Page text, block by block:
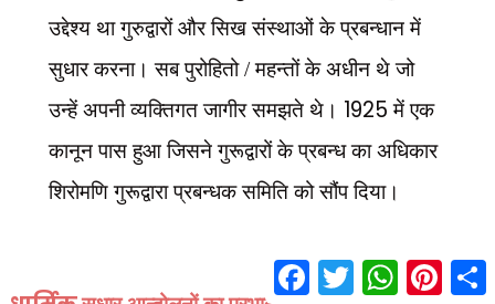
उद्देश्य था गुरुद्वारों और सिख संस्थाओं के प्रबन्धान में
सुधार करना। सब पुरोहितो / महन्तों के अधीन थे जो
उन्हें अपनी व्यक्तिगत जागीर समझते थे। 1925 में एक
कानून पास हुआ जिसने गुरूद्वारों के प्रबन्ध का अधिकार
शिरोमणि गुरूद्वारा प्रबन्धक समिति को सौंप दिया।
a
T
w
W
h